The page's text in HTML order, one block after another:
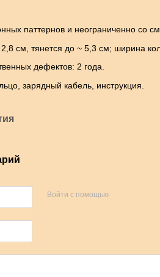
паттернов и неограниченно со
см, тянется до ~ 5,3 см; ширина
дефектов: 2 года.
зарядный кабель, инструкция.
Войти с помощью